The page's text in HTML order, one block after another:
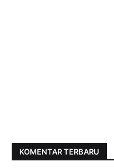
KOMENTAR TERBARU